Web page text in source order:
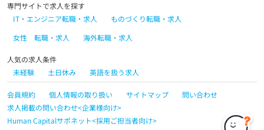
専門サイトで求人を探す
IT・エンジニア転職・求人
ものづくり転職・求人
女性 転職・求人
海外転職・求人
人気の求人条件
未経験
土日休み 英語を扱う求人
会員規約 個人情報の取り扱い サイトマップ
問い合わせ
求人掲載の問い合わせ<企業様向け>
Human Capitalサポネット<採用ご担当者向け>